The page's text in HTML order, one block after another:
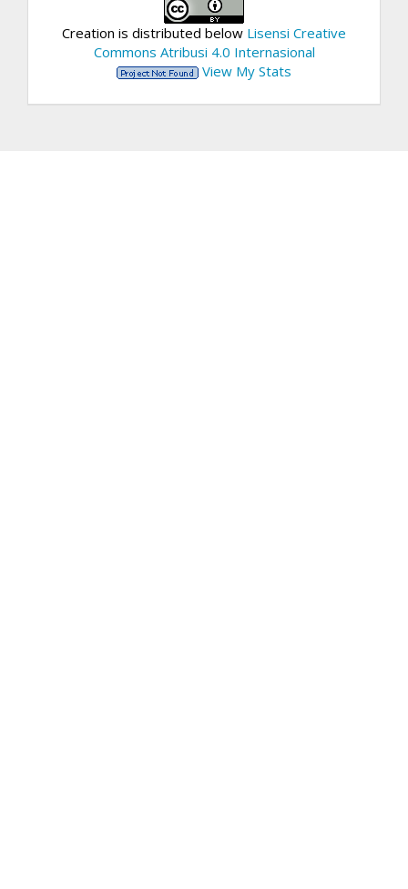
Creation is distributed below Lisensi Creative
Commons Atribusi 4.0 Internasional
View My Stats